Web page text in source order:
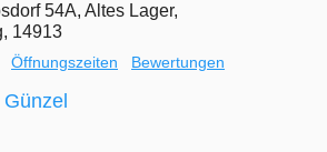
54A, Altes Lager,
14913
Öffnungszeiten Bewertungen